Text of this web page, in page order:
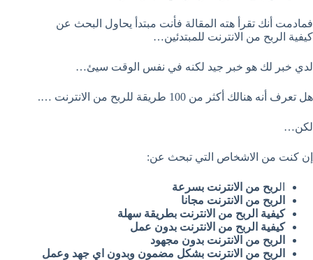
فمادمت أنك تقرأ هته المقالة فأنت مبتدأ يحاول البحث عن
كيفية الربح من الانترنت للمبتدئين…
لدي خبر لك هو خبر جيد لكنه في نفس الوقت سيئ…
هل تعرف أنه هنالك أكثر من 100 طريقة للربح من الانترنت ….
لكن…
إن كنت من الاشخاص التي تبحث عن:
الربح من الانترنت بسرعة
الربح من الانترنت مجانا
كيفية الربح من الانترنت بطريقة سهلة
كيفية الربح من الانترنت بدون عمل
الربح من الانترنت بدون مجهود
الربح من الانترنت بشكل مضمون وبدون اي جهد وعمل